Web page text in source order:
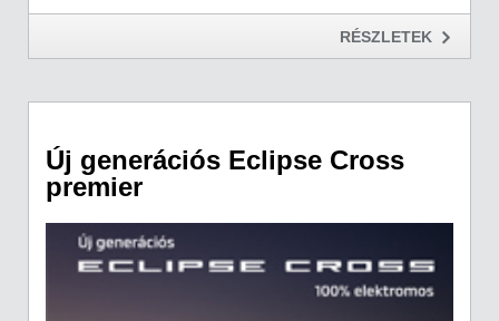
RÉSZLETEK
Új generációs Eclipse Cross
premier